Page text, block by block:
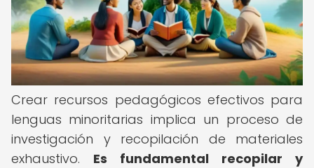
Crear recursos pedagógicos efectivos para
lenguas minoritarias implica un proceso de
investigación y recopilación de materiales
exhaustivo. Es fundamental recopilar y